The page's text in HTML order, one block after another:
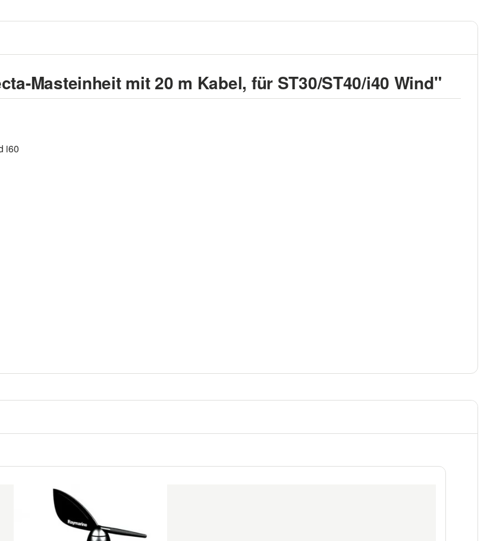
Masteinheit mit 20 m Kabel, für ST30/ST40/i40 Wind"
i60